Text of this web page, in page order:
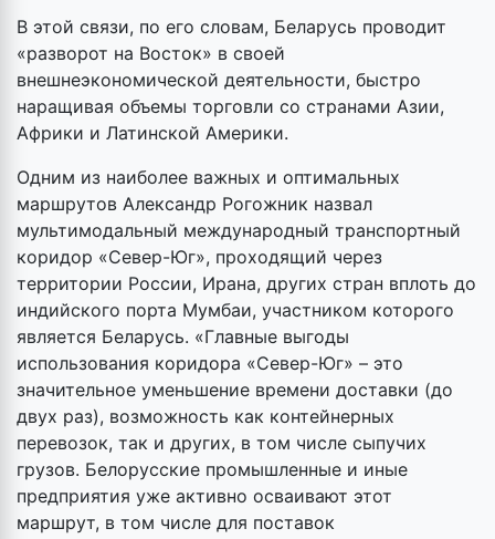
В этой связи, по его словам, Беларусь проводит
«разворот на Восток» в своей
внешнеэкономической деятельности, быстро
наращивая объемы торговли со странами Азии,
Африки и Латинской Америки.
Одним из наиболее важных и оптимальных
маршрутов Александр Рогожник назвал
мультимодальный международный транспортный
коридор «Север-Юг», проходящий через
территории России, Ирана, других стран вплоть до
индийского порта Мумбаи, участником которого
является Беларусь. «Главные выгоды
использования коридора «Север-Юг» – это
значительное уменьшение времени доставки (до
двух раз), возможность как контейнерных
перевозок, так и других, в том числе сыпучих
грузов. Белорусские промышленные и иные
предприятия уже активно осваивают этот
маршрут, в том числе для поставок